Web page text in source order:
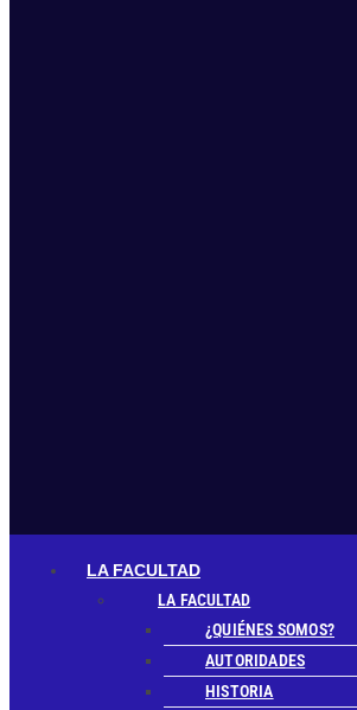
Menú
LA FACULTAD
LA FACULTAD
¿QUIÉNES SOMOS?
AUTORIDADES
HISTORIA